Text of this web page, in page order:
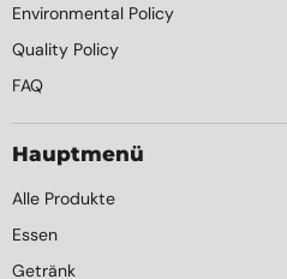
Environmental Policy
Quality Policy
FAQ
Hauptmenü
Alle Produkte
Essen
Getränk